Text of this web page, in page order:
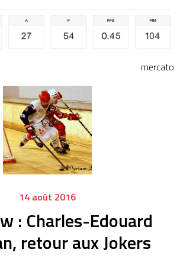
mercato
14 août 2016
: Charles-Edouard
retour aux Jokers